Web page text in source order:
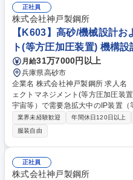
定した改善案が正しく運用されるよ
書」「管理工程図（QC工程表）」
ング：不具合発生時、現象確認だ
「二度と起きない仕組み」を設備・工程レベル
高砂/生産技術（産業用熱交換器の
正社員
株式会社神戸製鋼所
【K603】高砂/機械設計
ト(等方圧加圧装置) 機構設
月給31万7000円以上
兵庫県高砂市
企業名 株式会社神戸製鋼所 求人名 【K603】高砂/機械設計およびプロジ
ェクトマネジメント(等方圧加圧装置) 仕事の内容 成長分野（半導体・航
宇宙等）で需要急拡大中のIP装置
お任せ。当初は標準装置の設計補
ル案件のプロジェクト管理も担当可能です。 IP装置の設計
立案から顧客折衝、社内調整まで
ダーメイド対応(3)海外子会社との
可欠な装置であり、EV、エネルギ
貢献できます。高砂製作所は少数精
業界未経験歓迎 年間休日120日以上
服装自由
正社員
株式会社神戸製鋼所